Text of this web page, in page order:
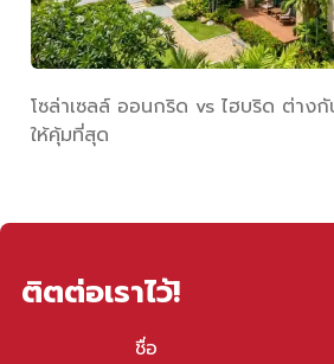
โซล่าเซลล์ ออนกริด vs ไฮบริด ต่าง
ให้คุ้มที่สุด
ติตต่อเราไว้!
ชื่อ